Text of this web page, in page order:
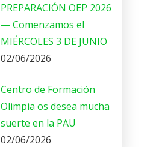
PREPARACIÓN OEP 2026
— Comenzamos el
MIÉRCOLES 3 DE JUNIO
02/06/2026
Centro de Formación
Olimpia os desea mucha
suerte en la PAU
02/06/2026